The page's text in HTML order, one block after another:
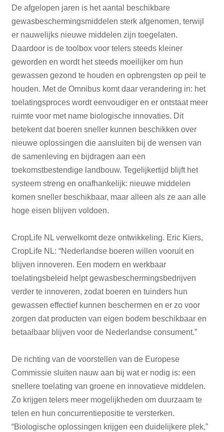
De afgelopen jaren is het aantal beschikbare
gewasbeschermingsmiddelen sterk afgenomen, terwijl
er nauwelijks nieuwe middelen zijn toegelaten.
Daardoor is de toolbox voor telers steeds kleiner
geworden en wordt het steeds moeilijker om hun
gewassen gezond te houden en opbrengsten op peil te
houden. Met de Omnibus komt daar verandering in: het
toelatingsproces wordt eenvoudiger en er ontstaat meer
ruimte voor met name biologische innovaties. Dit
betekent dat boeren sneller kunnen beschikken over
nieuwe oplossingen die aansluiten bij de wensen van
de samenleving en bijdragen aan een
toekomstbestendige landbouw. Tegelijkertijd blijft het
systeem streng en onafhankelijk: nieuwe middelen
komen sneller beschikbaar, maar alleen als ze aan alle
hoge eisen blijven voldoen.
CropLife NL verwelkomt deze ontwikkeling. Eric Kiers,
CropLife NL: “Nederlandse boeren willen vooruit en
blijven innoveren. Een modern en werkbaar
toelatingsbeleid helpt gewasbeschermingsbedrijven
verder te innoveren, zodat boeren en tuinders hun
gewassen effectief kunnen beschermen en er zo voor
zorgen dat producten van eigen bodem beschikbaar en
betaalbaar blijven voor de Nederlandse consument.”
De richting van de voorstellen van de Europese
Commissie sluiten nauw aan bij wat er nodig is: een
snellere toelating van groene en innovatieve middelen.
Zo krijgen telers meer mogelijkheden om duurzaam te
telen en hun concurrentiepositie te versterken.
“Biologische oplossingen krijgen een duidelijkere plek,”